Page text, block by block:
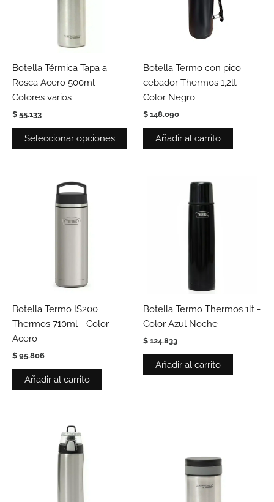
Botella Térmica Tapa a
Rosca Acero 500ml -
Colores varios
$ 55.133
Seleccionar opciones
elegir
página
producto
Botella Termo con pico
cebador Thermos 1,2lt -
Color Negro
$ 148.090
Añadir al carrito
Botella Termo IS200
Thermos 710ml - Color
Acero
$ 95.806
Añadir al carrito
Botella Termo Thermos 1lt -
Color Azul Noche
$ 124.833
Añadir al carrito